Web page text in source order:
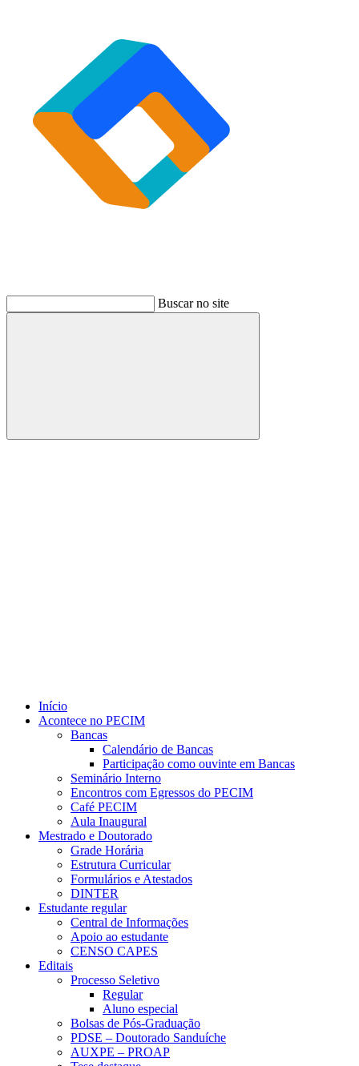
Buscar no site
Buscar
Início
Acontece no PECIM
Bancas
Calendário de Bancas
Participação como ouvinte em Bancas
Seminário Interno
Encontros com Egressos do PECIM
Café PECIM
Aula Inaugural
Mestrado e Doutorado
Grade Horária
Estrutura Curricular
Formulários e Atestados
DINTER
Estudante regular
Central de Informações
Apoio ao estudante
CENSO CAPES
Editais
Processo Seletivo
Regular
Aluno especial
Bolsas de Pós-Graduação
PDSE – Doutorado Sanduíche
AUXPE – PROAP